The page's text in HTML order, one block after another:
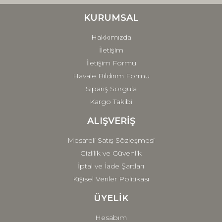
Ürün fiyatı diğer sitelerden daha pahalı.
Gönder
KURUMSAL
Hakkımızda
İletişim
İletişim Formu
Havale Bildirim Formu
Sipariş Sorgula
Kargo Takibi
ALIŞVERİŞ
Mesafeli Satış Sözleşmesi
Gizlilik ve Güvenlik
İptal ve İade Şartları
Kişisel Veriler Politikası
ÜYELİK
Hesabım